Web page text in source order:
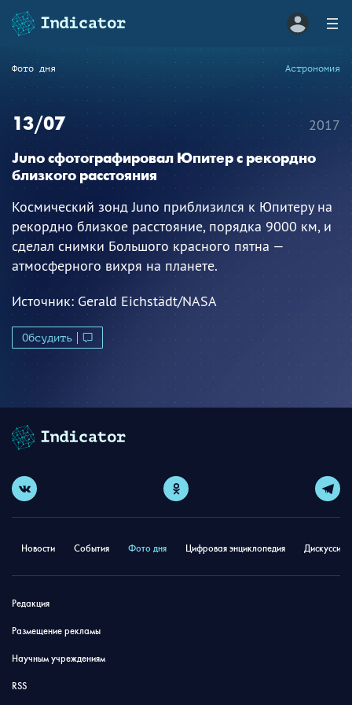
Фото дня Астрономия
13/07
Juno сфотографировал Юпитер с рекордно
близкого расстояния
Космический зонд Juno приблизился к Юпитеру на
рекордно близкое расстояние, порядка 9000 км, и
сделал снимки Большого красного пятна —
атмосферного вихря на планете.
Источник:Gerald Eichstädt/NASA
Обсудить
2017
Новости События Фото дня Цифровая энциклопедия
Редакция
Размещение рекламы
Научным учреждениям
RSS